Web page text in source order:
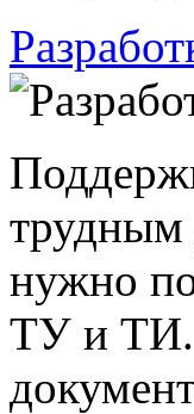
трудным
нужно
ТУ и ТИ.